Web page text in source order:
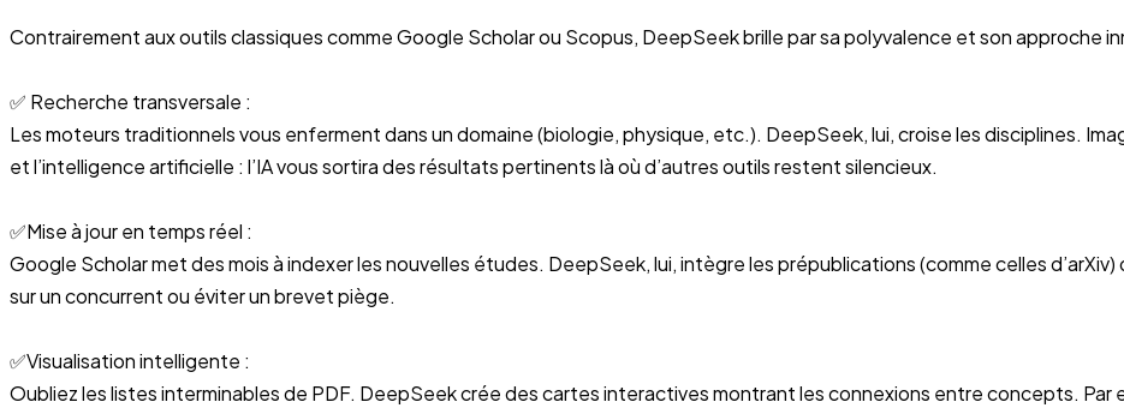
Contrairement aux outils classiques comme Google Scholar ou Scopus, DeepSeek brille par sa polyvalence et son approche
✅ Recherche transversale :
Les moteurs traditionnels vous enferment dans un domaine (biologie, physique, etc.). DeepSeek, lui, croise les disciplines.
et l’intelligence artificielle : l’IA vous sortira des résultats pertinents là où d’autres outils restent silencieux.
✅Mise à jour en temps réel :
Google Scholar met des mois à indexer les nouvelles études. DeepSeek, lui, intègre les prépublications (comme celles
sur un concurrent ou éviter un brevet piège.
✅Visualisation intelligente :
Oubliez les listes interminables de PDF. DeepSeek crée des cartes interactives montrant les connexions entre concepts. Par